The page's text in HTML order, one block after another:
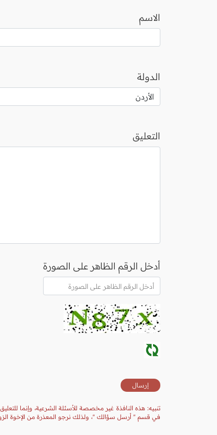
الاسم
الدولة
التعليق
أدخل الرقم الظاهر على الصورة
تنبيه: هذه النافذة غير مخصصة للأسئلة الشرعية، وإنما
في قسم " أرسل سؤالك "، ولذلك نرجو المعذرة من الإخوة